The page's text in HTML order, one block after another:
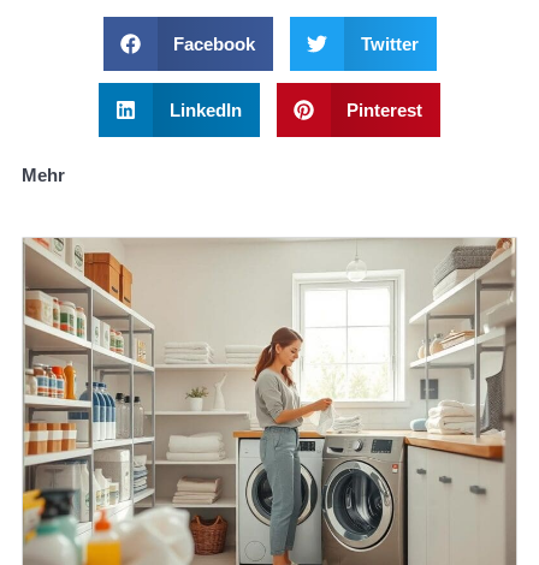
Facebook Twitter
LinkedIn Pinterest
Mehr